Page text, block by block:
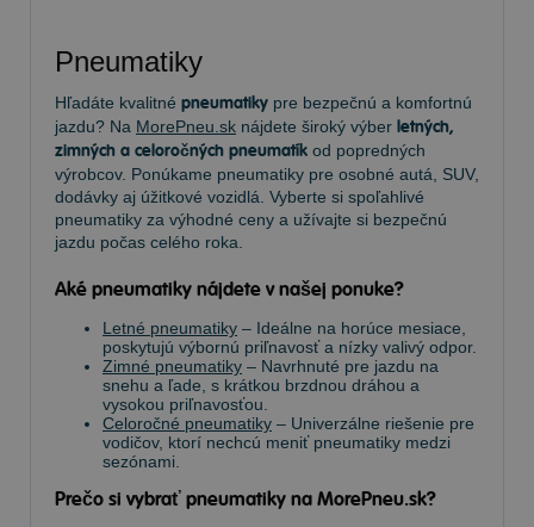
Pneumatiky
Hľadáte kvalitné pneumatiky pre bezpečnú a komfortnú
jazdu? Na MorePneu.sk nájdete široký výber letných,
zimných a celoročných pneumatík od popredných
výrobcov. Ponúkame pneumatiky pre osobné autá, SUV,
dodávky aj úžitkové vozidlá. Vyberte si spoľahlivé
pneumatiky za výhodné ceny a užívajte si bezpečnú
jazdu počas celého roka.
Aké pneumatiky nájdete v našej ponuke?
Letné pneumatiky – Ideálne na horúce mesiace,
poskytujú výbornú priľnavosť a nízky valivý odpor.
Zimné pneumatiky – Navrhnuté pre jazdu na
snehu a ľade, s krátkou brzdnou dráhou a
vysokou priľnavosťou.
Celoročné pneumatiky – Univerzálne riešenie pre
vodičov, ktorí nechcú meniť pneumatiky medzi
sezónami.
Prečo si vybrať pneumatiky na MorePneu.sk?